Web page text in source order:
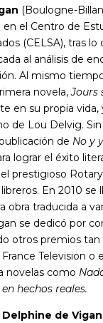
(Boulogne-
en el Centro de
(CELSA), tras
al análisis de
Al mismo
novela,Jours
en su propia vida,
de Lou Delvig.
de No y
lograr el éxito
prestigioso
En 2010 se
obra traducida a
se dedicó por
otros premios
Television o
novelas como
hechos reales.
Delphine de Vigan